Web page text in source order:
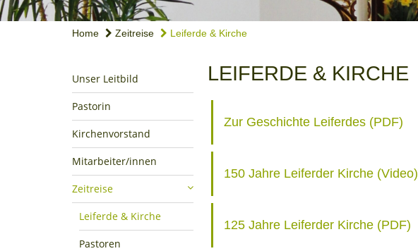
Home Zeitreise Leiferde & Kirche
Unser Leitbild
Pastorin
Kirchenvorstand
Mitarbeiter/innen
Zeitreise
Leiferde & Kirche
Pastoren
LEIFERDE & KIRCHE
Zur Geschichte Leiferdes (PDF)
150 Jahre Leiferder Kirche (Video)
125 Jahre Leiferder Kirche (PDF)